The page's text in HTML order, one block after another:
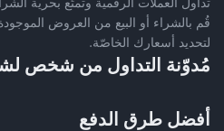
قُم بالشراء أو البيع من العروض
لتحديد أسعارك الخاصّة.
مُدوّنة التداول من شخص
أفضل طرق الدفع